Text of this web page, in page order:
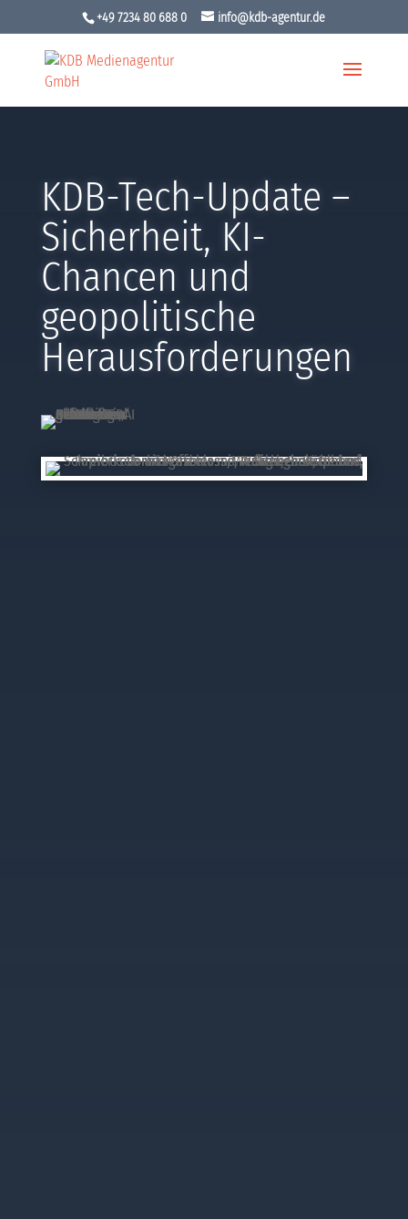
+49 7234 80 688 0 info@kdb-agentur.de
KDB-Tech-Update –
Sicherheit, KI-
Chancen und
geopolitische
Herausforderungen